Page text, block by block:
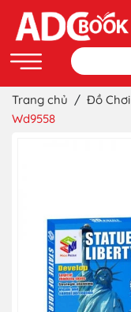
Trang chủ / Đồ Chơi
Wd9558